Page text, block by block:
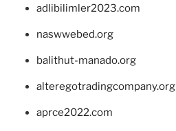
adlibilimler2023.com
naswwebed.org
balithut-manado.org
alteregotradingcompany.org
aprce2022.com